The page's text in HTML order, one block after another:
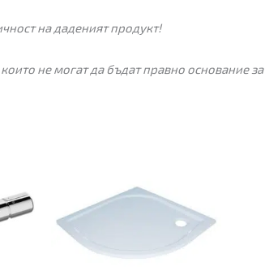
на даденият продукт!
не могат да бъдат правно основание за
239.00€